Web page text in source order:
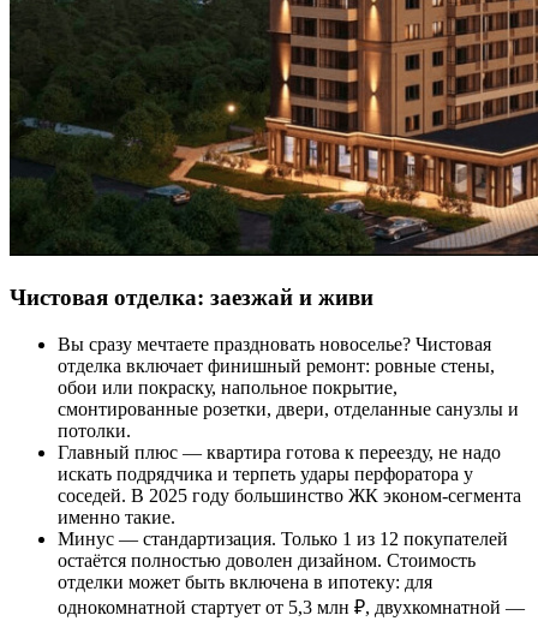
Чистовая отделка: заезжай и живи
Вы сразу мечтаете праздновать новоселье? Чистовая
отделка включает финишный ремонт: ровные стены,
обои или покраску, напольное покрытие,
смонтированные розетки, двери, отделанные санузлы и
потолки.
Главный плюс — квартира готова к переезду, не надо
искать подрядчика и терпеть удары перфоратора у
соседей. В 2025 году большинство ЖК эконом-сегмента
именно такие.
Минус — стандартизация. Только 1 из 12 покупателей
остаётся полностью доволен дизайном. Стоимость
отделки может быть включена в ипотеку: для
однокомнатной стартует от 5,3 млн ₽, двухкомнатной —